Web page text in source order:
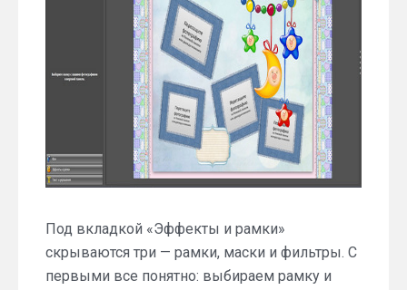
Под вкладкой «Эффекты и рамки»
скрываются три — рамки, маски и фильтры. С
первыми все понятно: выбираем рамку и